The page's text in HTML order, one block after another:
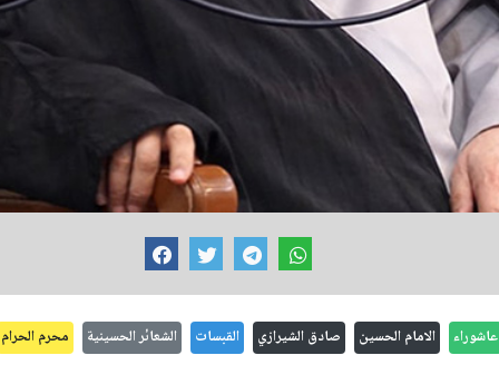
عاشوراء الامام الحسين صادق الشيرازي القبسات الشعائر الحسينية محرم الحرام